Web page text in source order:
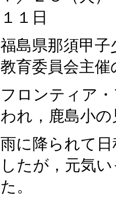
１１日
福島県那須甲
教育委員会主催
フロンティア
われ，鹿島小
雨に降られて
したが，元気
た。